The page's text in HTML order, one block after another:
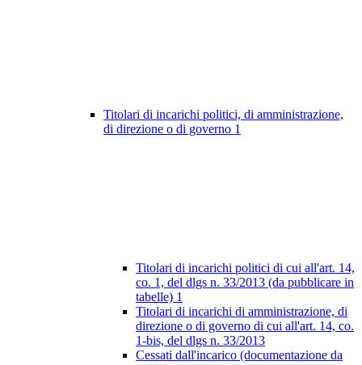
Titolari di incarichi politici, di amministrazione,
di direzione o di governo 1
Titolari di incarichi politici di cui all'art. 14,
co. 1, del dlgs n. 33/2013 (da pubblicare in
tabelle) 1
Titolari di incarichi di amministrazione, di
direzione o di governo di cui all'art. 14, co.
1-bis, del dlgs n. 33/2013
Cessati dall'incarico (documentazione da